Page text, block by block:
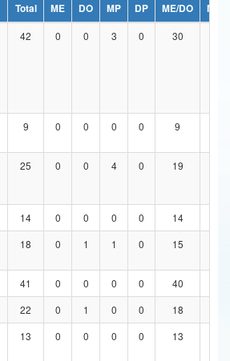
Inovações e Comunicações
Regional
e dos Direitos Humanos
Total ME DO MP DP ME/DO
MP/
42 0 0 3 0 30
9 0 0 0 0 9
25 0 0 4 0 19
14 0 0 0 0 14
18 0 1 1 0 15
41 0 0 0 0 40
22 0 1 0 0 18
13 0 0 0 0 13